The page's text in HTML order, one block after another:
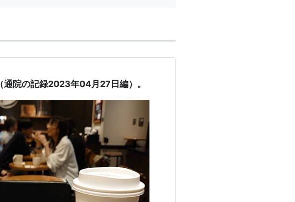
通院の記録2023年04月27日編）。